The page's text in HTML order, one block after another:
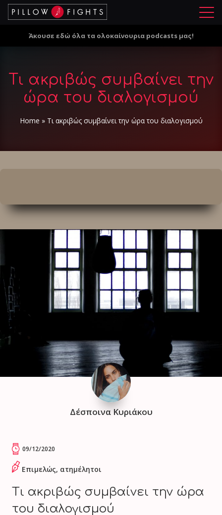
Μ
ο
Άκουσε εδώ όλα τα ολοκαίνουρια podcasts μας!
Τι ακριβώς συμβαίνει την
ώρα του διαλογισμού
Home » Τι ακριβώς συμβαίνει την ώρα του διαλογισμού
Δέσποινα Κυριάκου
09/12/2020
Επιμελώς, ατημέλητοι
Τι ακριβώς συμβαίνει την ώρα
του διαλογισμού